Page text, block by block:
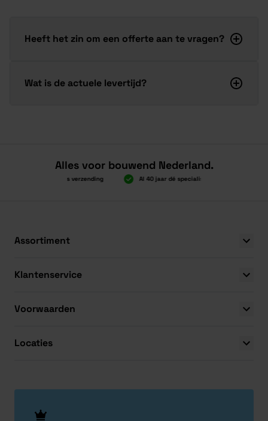
Heeft het zin om een offerte aan te vragen?
Wat is de actuele levertijd?
Alles voor bouwend Nederland.
Boven 2.000 gratis verzending Al 40 jaar dé specialist
Assortiment
Klantenservice
Voorwaarden
Locaties